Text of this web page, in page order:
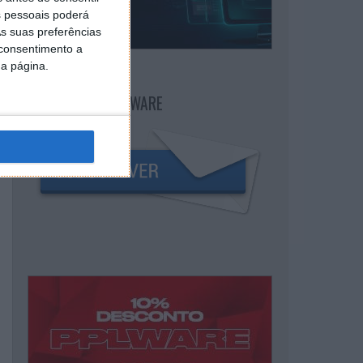
poderá
suas preferências
a
página.
NEWSLETTER PPLWARE